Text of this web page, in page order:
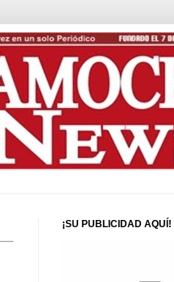
¡SU PUBLICIDAD AQUÍ!